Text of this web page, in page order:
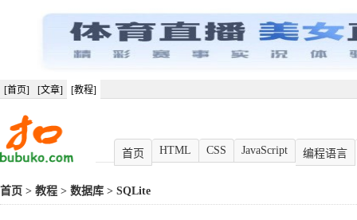
[首页] [文章] [教程]
首页 HTML CSS JavaScript 编程语言
首页 > 教程 > 数据库 > SQLite